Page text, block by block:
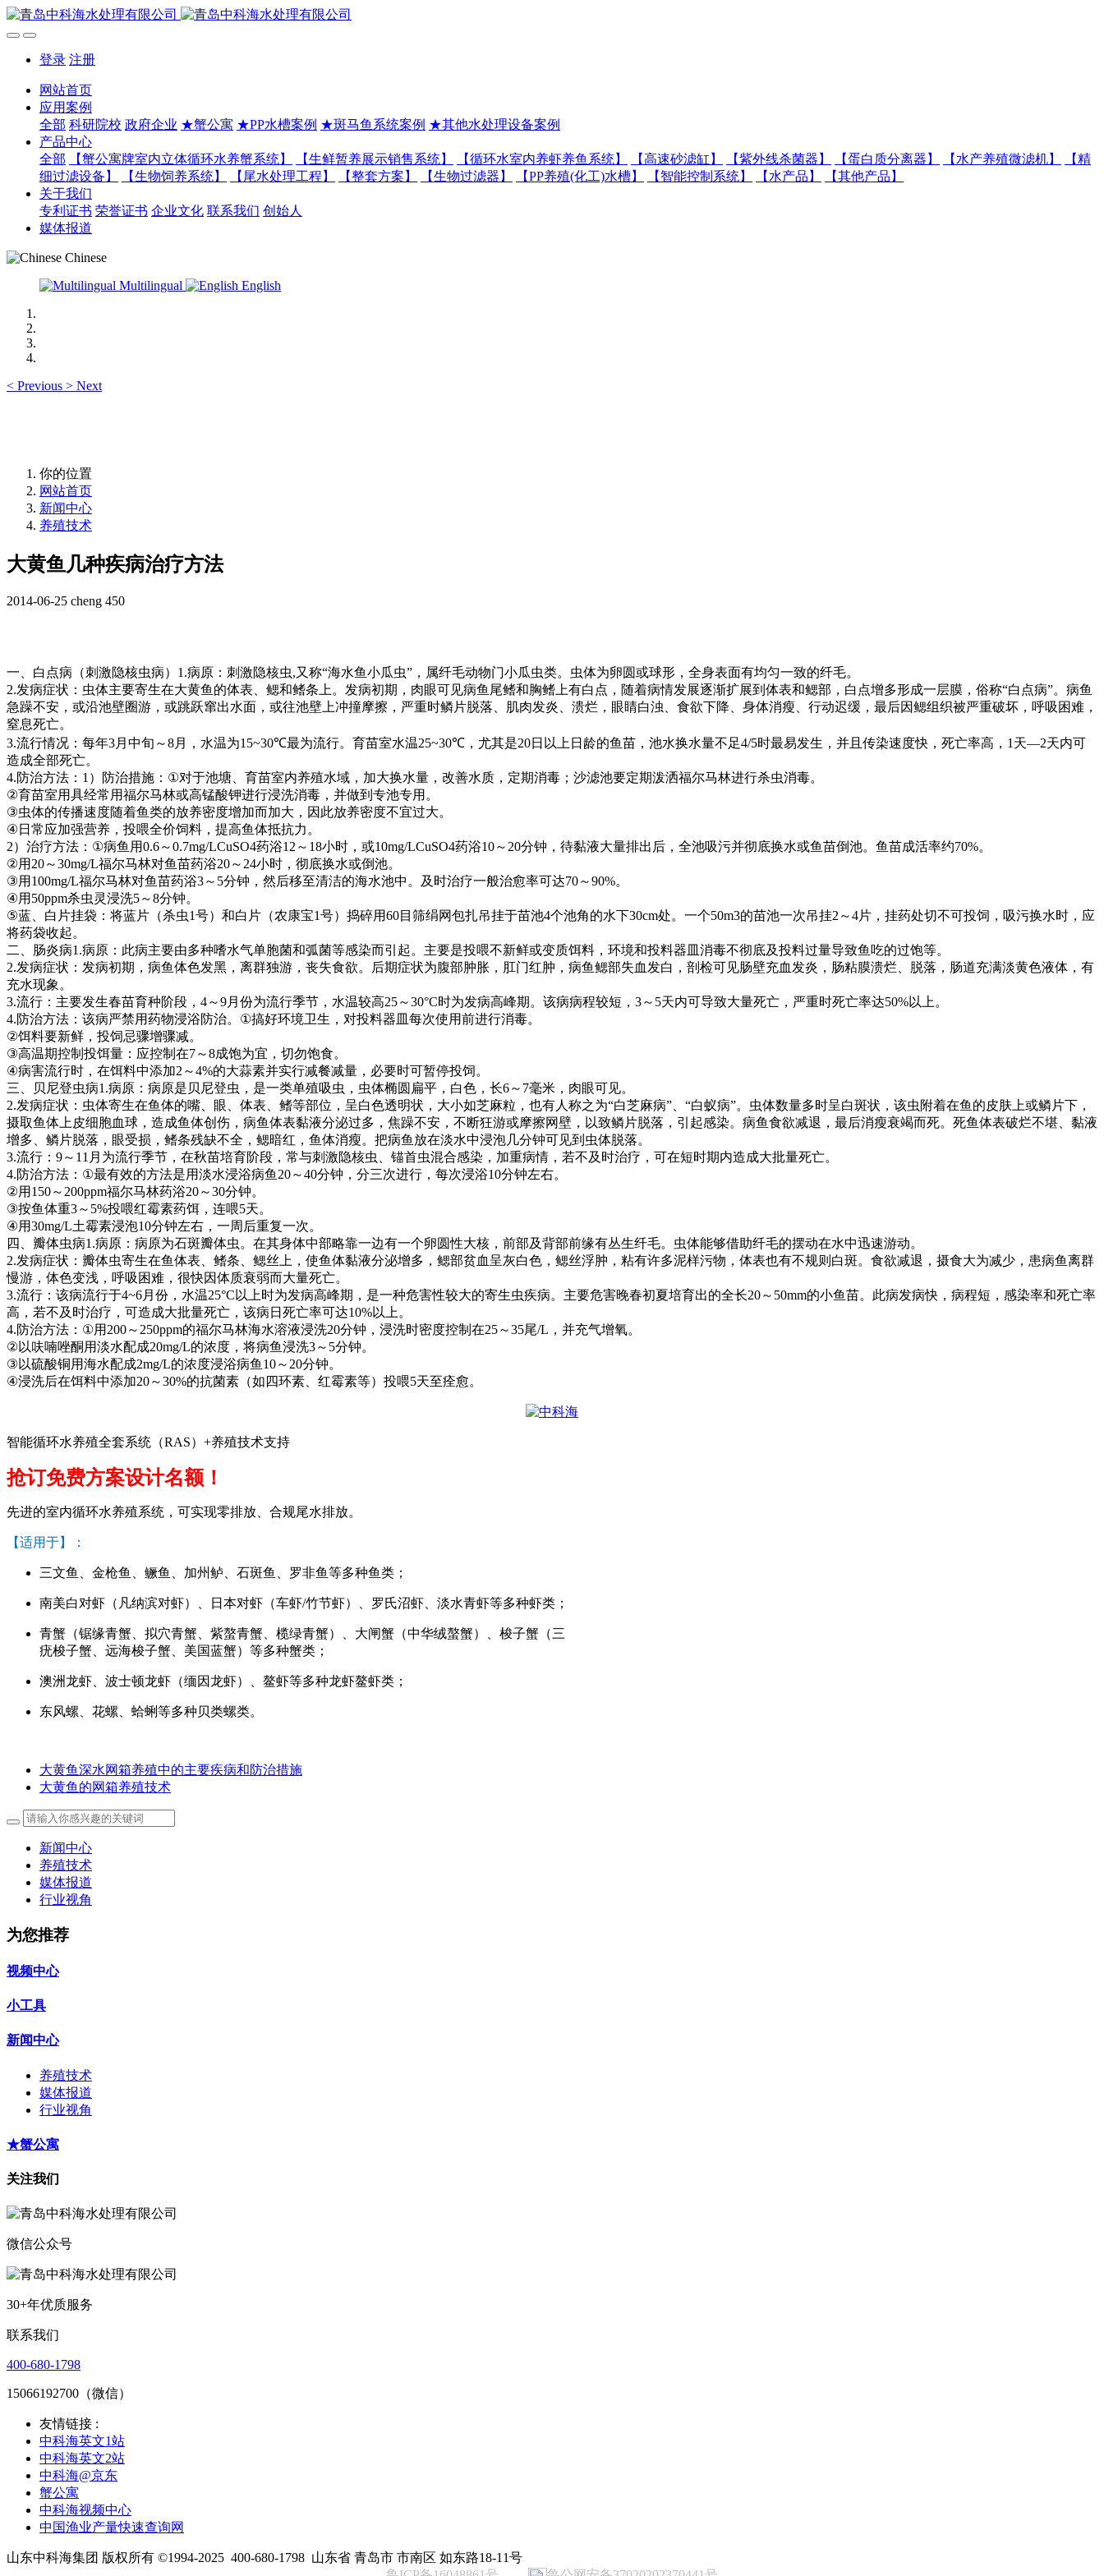
登录 注册
网站首页
应用案例
全部 科研院校 政府企业 ★蟹公寓 ★PP水槽案例 ★斑马鱼系统案例 ★其他水处理设备案例
产品中心
全部
【蟹公寓牌室内立体循环水养蟹系统】 【生鲜暂养展示销售系统】 【循环水室内养虾养鱼系统】 【高速砂滤缸】 【紫外线杀菌器】 【蛋白质分离器】 【水产养殖微滤机】
【精
细过滤设备】
【生物饲养系统】 【尾水处理工程】 【整套方案】 【生物过滤器】 【PP养殖(化工)水槽】 【智能控制系统】 【水产品】
【其他产品】
关于我们
专利证书 荣誉证书 企业文化 联系我们 创始人
媒体报道
Chinese
Multilingual
English
< Previous > Next
你的位置
网站首页
新闻中心
养殖技术
大黄鱼几种疾病治疗方法
2014-06-25 cheng 450
一、白点病（刺激隐核虫病） 1.病原：刺激隐核虫,又称“海水鱼小瓜虫” ，属纤毛动物门小瓜虫类。虫体为卵圆或球形，全身表面有均匀一致的纤毛。
2.发病症状：虫体主要寄生在大黄鱼的体表、鳃和鳍条上。发病初期，肉眼可见病鱼尾鳍和胸鳍上有白点，随着病情发展逐渐扩展到体表和鳃部，白点增多形成一层膜，俗称“白点病”。病鱼
急躁不安，或沿池壁圈游，或跳跃窜出水面，或往池壁上冲撞摩擦，严重时鳞片脱落、肌肉发炎、溃烂，眼睛白浊、食欲下降、身体消瘦、行动迟缓，最后因鳃组织被严重破坏，呼吸困难，
窒息死亡。
3.流行情况：每年3月中旬～8月，水温为15~30℃最为流行。育苗室水温25~30℃ ，尤其是20日以上日龄的鱼苗，池水换水量不足4/5时最易发生，并且传染速度快，死亡率高， 1 天―2天内可
造成全部死亡。
4.防治方法： 1 ）防治措施： ①对于池塘、育苗室内养殖水域，加大换水量，改善水质，定期消毒；沙滤池要定期泼洒福尔马林进行杀虫消毒。
②育苗室用具经常用福尔马林或高锰酸钾进行浸洗消毒，并做到专池专用。
③虫体的传播速度随着鱼类的放养密度增加而加大，因此放养密度不宜过大。
④日常应加强营养，投喂全价饲料，提高鱼体抵抗力。
2）治疗方法： ①病鱼用0.6～0.7mg/LCuSO4药浴12 ～ 18小时，或10mg/LCuSO4药浴10～ 20分钟，待黏液大量排出后，全池吸污并彻底换水或鱼苗倒池。鱼苗成活率约70%。
②用 20～30mg/L福尔马林对鱼苗药浴20～ 24小时，彻底换水或倒池。
③用 100mg/L福尔马林对鱼苗药浴3～ 5分钟，然后移至清洁的海水池中。及时治疗一般治愈率可达70～90%。
④用 50ppm杀虫灵浸洗5～8分钟。
⑤蓝、白片挂袋：将蓝片（杀虫1号）和白片（农康宝1号）捣碎用60目筛绢网包扎吊挂于苗池4个池角的水下30cm处。一个50m3的苗池一次吊挂2 ～4片，挂药处切不可投饲，吸污换水时，应
将药袋收起。
二、肠炎病1.病原：此病主要由多种嗜水气单胞菌和弧菌等感染而引起。主要是投喂不新鲜或变质饵料，环境和投料器皿消毒不彻底及投料过量导致鱼吃的过饱等。
2.发病症状：发病初期，病鱼体色发黑，离群独游，丧失食欲。后期症状为腹部肿胀，肛门红肿，病鱼鳃部失血发白，剖检可见肠壁充血发炎，肠粘膜溃烂、脱落，肠道充满淡黄色液体，有
充水现象。
3.流行：主要发生春苗育种阶段， 4～9月份为流行季节，水温较高25～30°C时为发病高峰期。该病病程较短， 3～ 5天内可导致大量死亡，严重时死亡率达50%以上。
4.防治方法：该病严禁用药物浸浴防治。 ①搞好环境卫生，对投料器皿每次使用前进行消毒。
②饵料要新鲜，投饲忌骤增骤减。
③高温期控制投饵量：应控制在7～8成饱为宜，切勿饱食。
④病害流行时，在饵料中添加2 ～4%的大蒜素并实行减餐减量，必要时可暂停投饲。
三、贝尼登虫病1.病原：病原是贝尼登虫，是一类单殖吸虫，虫体椭圆扁平，白色，长6～ 7毫米，肉眼可见。
2.发病症状：虫体寄生在鱼体的嘴、眼、体表、鳍等部位，呈白色透明状，大小如芝麻粒，也有人称之为“白芝麻病” “白蚁病”。虫体数量多时呈白斑状，该虫附着在鱼的皮肤上或鳞片下，
摄取鱼体上皮细胞血球，造成鱼体创伤，病鱼体表黏液分泌过多，焦躁不安，不断狂游或摩擦网壁，以致鳞片脱落，引起感染。病鱼食欲减退，最后消瘦衰竭而死。死鱼体表破烂不堪、黏液
增多、鳞片脱落，眼受损，鳍条残缺不全，鳃暗红，鱼体消瘦。把病鱼放在淡水中浸泡几分钟可见到虫体脱落。
3.流行： 9～ 11 月为流行季节，在秋苗培育阶段，常与刺激隐核虫、锚首虫混合感染，加重病情，若不及时治疗，可在短时期内造成大批量死亡。
4.防治方法： ①最有效的方法是用淡水浸浴病鱼 20～40分钟，分三次进行，每次浸浴10分钟左右。
②用 150～ 200ppm福尔马林药浴20～30分钟。
③按鱼体重3～ 5%投喂红霉素药饵，连喂5天。
④用30mg/L土霉素浸泡10分钟左右，一周后重复一次。
四、瓣体虫病1.病原：病原为石斑瓣体虫。在其身体中部略靠一边有一个卵圆性大核，前部及背部前缘有丛生纤毛。虫体能够借助纤毛的摆动在水中迅速游动。
2.发病症状：瓣体虫寄生在鱼体表、鳍条、鳃丝上，使鱼体黏液分泌增多，鳃部贫血呈灰白色，鳃丝浮肿，粘有许多泥样污物，体表也有不规则白斑。食欲减退，摄食大为减少，患病鱼离群
慢游，体色变浅，呼吸困难，很快因体质衰弱而大量死亡。
3.流行：该病流行于4~6月份，水温25°C 以上时为发病高峰期，是一种危害性较大的寄生虫疾病。主要危害晚春初夏培育出的全长20～ 50mm的小鱼苗。此病发病快，病程短，感染率和死亡率
高，若不及时治疗，可造成大批量死亡，该病日死亡率可达10%以上。
4.防治方法： ①用 200～ 250ppm的福尔马林海水溶液浸洗20分钟，浸洗时密度控制在25～35尾/L ，并充气增氧。
②以呋喃唑酮用淡水配成20mg/L的浓度，将病鱼浸洗3～ 5分钟。
③以硫酸铜用海水配成2mg/L的浓度浸浴病鱼 10～ 20分钟。
④浸洗后在饵料中添加20～30%的抗菌素（如四环素、红霉素等）投喂5天至痊愈。
智能循环水养殖全套系统（RAS）+养殖技术支持
抢订免费方案设计名额！
先进的室内循环水养殖系统，可实现零排放、合规尾水排放。
【适用于】：
三文鱼、金枪鱼、鳜鱼、加州鲈、石斑鱼、罗非鱼等多种鱼类；
南美白对虾（凡纳滨对虾）、日本对虾（车虾/竹节虾）、罗氏沼虾、淡水青虾等多种虾类；
青蟹（锯缘青蟹、拟穴青蟹、紫螯青蟹、榄绿青蟹）、大闸蟹（中华绒螯蟹）、梭子蟹（三
疣梭子蟹、远海梭子蟹、美国蓝蟹）等多种蟹类；
澳洲龙虾、波士顿龙虾（缅因龙虾）、鳌虾等多种龙虾鳌虾类；
东风螺、花螺、蛤蜊等多种贝类螺类。
大黄鱼深水网箱养殖中的主要疾病和防治措施
大黄鱼的网箱养殖技术
新闻中心
养殖技术
媒体报道
行业视角
为您推荐
视频中心
小工具
新闻中心
养殖技术
媒体报道
行业视角
★蟹公寓
关注我们
微信公众号
30+年优质服务
联系我们
400-680-1798
15066192700（微信）
友情链接 :
中科海英文1站
中科海英文2站
中科海@京东
蟹公寓
中科海视频中心
中国渔业产量快速查询网
山东中科海集团 版权所有 ©1994-2025 400-680-1798 山东省 青岛市 市南区 如东路18-11号